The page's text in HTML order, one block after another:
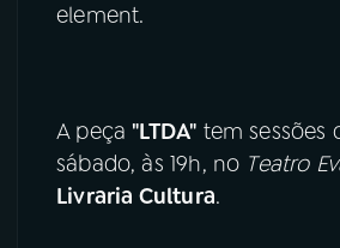
element.
A peça "LTDA" tem sessões
sábado, às 19h, no Teatro
Livraria Cultura.